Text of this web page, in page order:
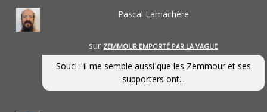
Pascal Lamachère
sur ZEMMOUR EMPORTÉ PAR LA VAGUE
Souci : il me semble aussi que les Zemmour et ses
supporters ont...